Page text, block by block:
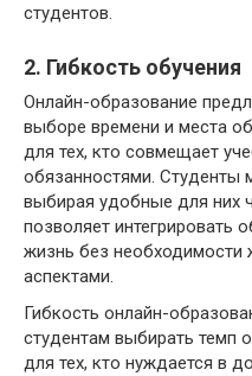
студентов.
2. Гибкость обучения
Онлайн-образование
выборе времени и места
для тех, кто совмещает
обязанностями. Студенты
выбирая удобные для них
позволяет интегрировать
жизнь без необходимости
аспектами.
Гибкость онлайн-
студентам выбирать темп
для тех, кто нуждается в